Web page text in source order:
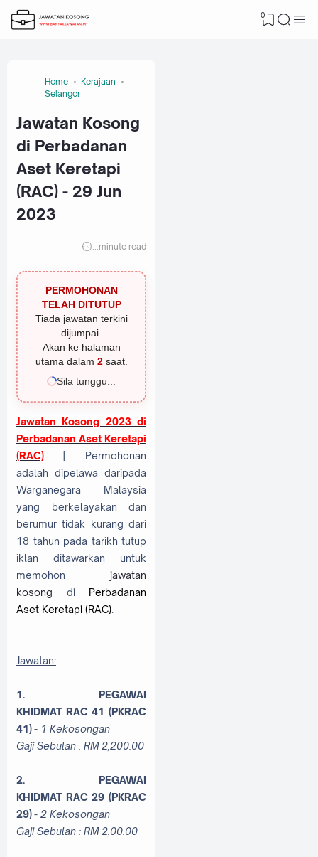
0
Home
Kerajaan
Selangor
Jawatan Kosong
di Perbadanan
Aset Keretapi
(RAC) - 29 Jun
2023
minute read
PERMOHONAN
TELAH DITUTUP
Tiada jawatan terkini
dijumpai.
Akan ke halaman
utama dalam 1saat.
Sila tunggu...
Jawatan Kosong 2023 di
Perbadanan Aset Keretapi
(RAC) | Permohonan
adalah dipelawa daripada
Warganegara Malaysia
yang berkelayakan dan
berumur tidak kurang dari
18 tahun pada tarikh tutup
iklan ditawarkan untuk
memohon jawatan
kosong di Perbadanan
Aset Keretapi (RAC)
Jawatan:
1. PEGAWAI
KHIDMAT RAC 41 (PKRAC
41)- 1 Kekosongan
Gaji Sebulan : RM2,200.00
2. PEGAWAI
KHIDMAT RAC 29 (PKRAC
29)- 2 Kekosongan
Gaji Sebulan : RM2,00.00